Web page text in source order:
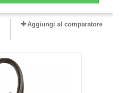
Aggiungi al comparatore